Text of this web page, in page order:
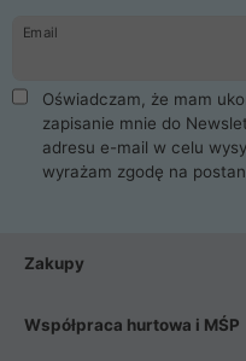
Email
Oświadczam, że mam
zapisanie mnie do
adresu e-mail w celu
wyrażam zgodę na
Zakupy
Współpraca hurtowa i MŚP